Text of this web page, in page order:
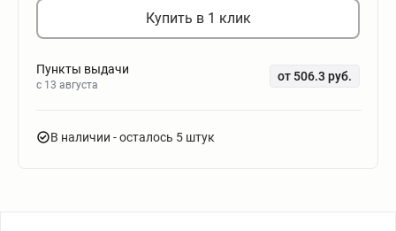
Купить в 1 клик
Пункты выдачи
c 13 августа
от 506.3 руб.
В наличии - осталось 5 штук